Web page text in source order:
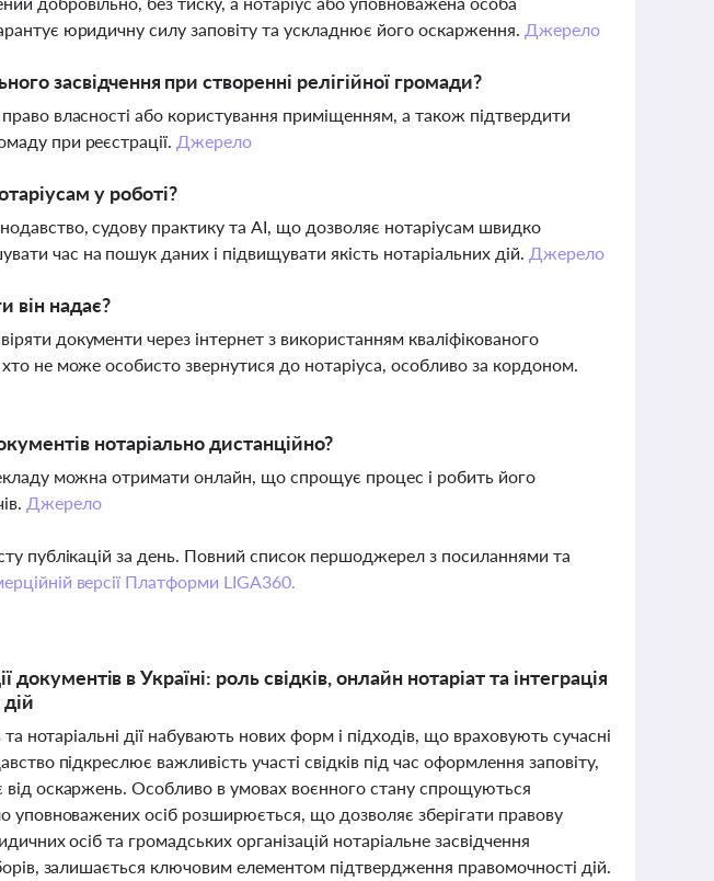
юридичну силу заповіту та ускладнює його оскарження. Джерело
засвідчення при створенні релігійної громади?
право власності або користування приміщенням, а також підтвердити
при реєстрації. Джерело
у роботі?
судову практику та AI, що дозволяє нотаріусам швидко
час на пошук даних і підвищувати якість нотаріальних дій. Джерело
він надає?
документи через інтернет з використанням кваліфікованого
не може особисто звернутися до нотаріуса, особливо за кордоном.
нотаріально дистанційно?
можна отримати онлайн, що спрощує процес і робить його
Джерело
публікацій за день. Повний список першоджерел з посиланнями та
версії Платформи LIGA360.
документів в Україні: роль свідків, онлайн нотаріат та інтеграція
та нотаріальні дії набувають нових форм і підходів, що враховують сучасні
підкреслює важливість участі свідків під час оформлення заповіту,
оскаржень. Особливо в умовах воєнного стану спрощуються
уповноважених осіб розширюється, що дозволяє зберігати правову
осіб та громадських організацій нотаріальне засвідчення
залишається ключовим елементом підтвердження правомочності дій.